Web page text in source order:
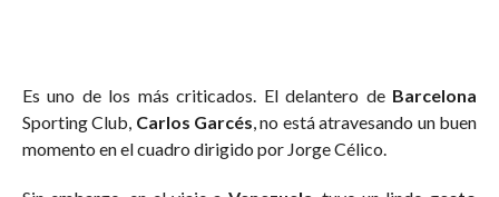
Es uno de los más criticados. El delantero de Barcelona
Sporting Club, Carlos Garcés, no está atravesando un buen
momento en el cuadro dirigido por Jorge Célico.